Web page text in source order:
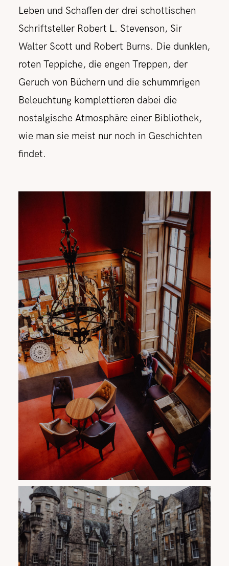
Leben und Schaffen der drei schottischen
Schriftsteller Robert L. Stevenson, Sir
Walter Scott und Robert Burns. Die dunklen,
roten Teppiche, die engen Treppen, der
Geruch von Büchern und die schummrigen
Beleuchtung komplettieren dabei die
nostalgische Atmosphäre einer Bibliothek,
wie man sie meist nur noch in Geschichten
findet.